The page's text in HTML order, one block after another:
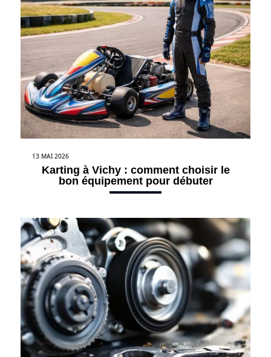
13 MAI 2026
Karting à Vichy : comment choisir le
bon équipement pour débuter